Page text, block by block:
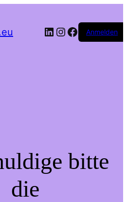
LinkedIn
Instagram
Facebook
Anmelden
bitte
die